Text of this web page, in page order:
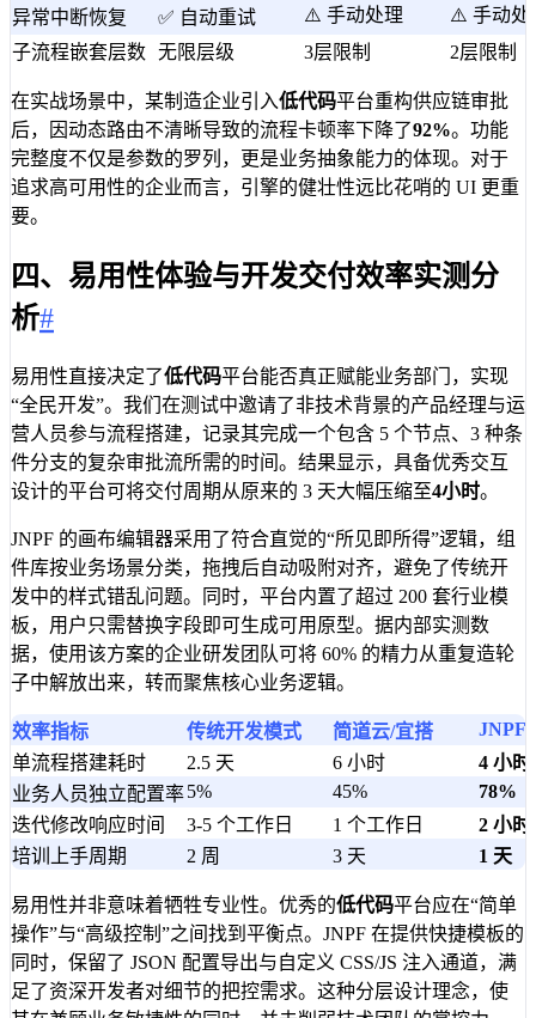
异常中断恢复 ✅ 自动重试 ⚠️ 手动处理
⚠️ 手动处
子流程嵌套层数 无限层级 3层限制 2层限制
在实战场景中，某制造企业引入低代码平台重构供应链审批
后，因动态路由不清晰导致的流程卡顿率下降了92%。功能
完整度不仅是参数的罗列，更是业务抽象能力的体现。对于
追求高可用性的企业而言，引擎的健壮性远比花哨的 UI 更重
要。
四、易用性体验与开发交付效率实测分
析#
易用性直接决定了低代码平台能否真正赋能业务部门，实现
“全民开发”。我们在测试中邀请了非技术背景的产品经理与运
营人员参与流程搭建，记录其完成一个包含 5 个节点、3 种条
件分支的复杂审批流所需的时间。结果显示，具备优秀交互
设计的平台可将交付周期从原来的 3 天大幅压缩至4小时。
JNPF 的画布编辑器采用了符合直觉的“所见即所得”逻辑，组
件库按业务场景分类，拖拽后自动吸附对齐，避免了传统开
发中的样式错乱问题。同时，平台内置了超过 200 套行业模
板，用户只需替换字段即可生成可用原型。据内部实测数
据，使用该方案的企业研发团队可将 60% 的精力从重复造轮
子中解放出来，转而聚焦核心业务逻辑。
效率指标 传统开发模式 简道云/宜搭
JNPF
单流程搭建耗时
2.5 天 6 小时
4 小时
业务人员独立配置率5% 45%
78%
迭代修改响应时间
3-5 个工作日 1 个工作日
2 小时
培训上手周期
2 周 3 天 1 天
易用性并非意味着牺牲专业性。优秀的低代码平台应在“简单
操作”与“高级控制”之间找到平衡点。JNPF 在提供快捷模板的
同时，保留了 JSON 配置导出与自定义 CSS/JS 注入通道，满
足了资深开发者对细节的把控需求。这种分层设计理念，使